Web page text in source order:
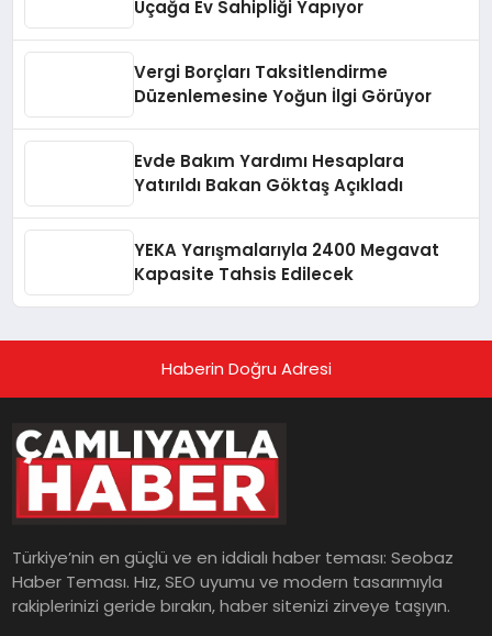
Uçağa Ev Sahipliği Yapıyor
Vergi Borçları Taksitlendirme
Düzenlemesine Yoğun İlgi Görüyor
Evde Bakım Yardımı Hesaplara
Yatırıldı Bakan Göktaş Açıkladı
YEKA Yarışmalarıyla 2400 Megavat
Kapasite Tahsis Edilecek
Haberin Doğru Adresi
Türkiye’nin en güçlü ve en iddialı haber teması: Seobaz
Haber Teması. Hız, SEO uyumu ve modern tasarımıyla
rakiplerinizi geride bırakın, haber sitenizi zirveye taşıyın.